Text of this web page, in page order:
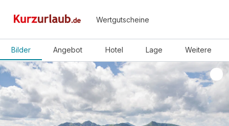
Wertgutscheine
Bilder Angebot Hotel Lage Weitere